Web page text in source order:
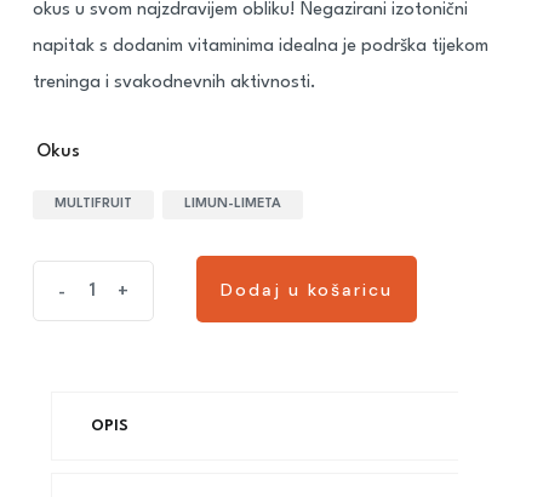
okus u svom najzdravijem obliku! Negazirani izotonični
napitak s dodanim vitaminima idealna je podrška tijekom
treninga i svakodnevnih aktivnosti.
Okus
MULTIFRUIT LIMUN-LIMETA
- + Dodaj u košaricu
OPIS